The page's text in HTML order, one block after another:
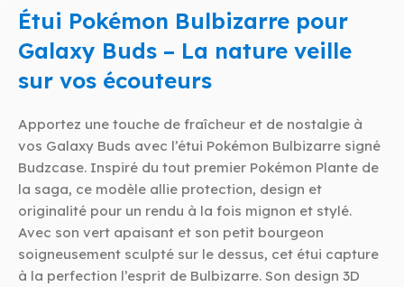
Étui Pokémon Bulbizarre pour
Galaxy Buds – La nature veille
sur vos écouteurs
Apportez une touche de fraîcheur et de nostalgie à
vos Galaxy Buds avec l’étui Pokémon Bulbizarre signé
Budzcase. Inspiré du tout premier Pokémon Plante de
la saga, ce modèle allie protection, design et
originalité pour un rendu à la fois mignon et stylé.
Avec son vert apaisant et son petit bourgeon
soigneusement sculpté sur le dessus, cet étui capture
à la perfection l’esprit de Bulbizarre. Son design 3D